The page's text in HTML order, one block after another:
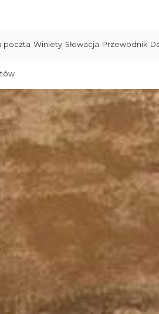
poczta Winiety Słowacja Przewodnik